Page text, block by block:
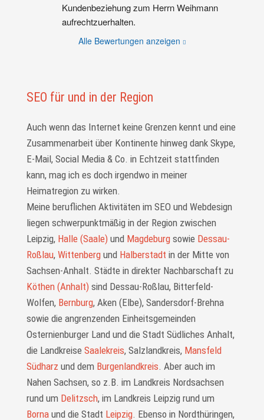
Kundenbeziehung zum Herrn Weihmann
aufrechtzuerhalten.
Alle Bewertungen anzeigen
SEO für und in der Region
Auch wenn das Internet keine Grenzen kennt und eine
Zusammenarbeit über Kontinente hinweg dank Skype,
E-Mail, Social Media & Co. in Echtzeit statt­finden
kann, mag ich es doch irgendwo in meiner
Heimatregion zu wirken.
Meine beruflichen Aktivitäten im SEO und Webdesign
liegen schwer­punkt­mäßig in der Region zwischen
Leipzig, Halle (Saale)und Magdeburgsowie Dessau-
Roßlau, Wittenbergund Halberstadt in der Mitte von
Sachsen-Anhalt. Städte in direkter Nachbarschaft zu
Köthen (Anhalt)sind Dessau-Roßlau, Bitterfeld-
Wolfen, Bernburg, Aken (Elbe), Sandersdorf-Brehna
sowie die angrenzenden Einheitsgemeinden
Osternienburger Land und die Stadt Südliches Anhalt,
die Landkreise Saalekreis, Salzlandkreis, Mansfeld
Südharz und dem Burgenlandkreis . Aber auch im
Nahen Sachsen, so z.B. im Landkreis Nordsachsen
rund um Delitzsch, im Landkreis Leipzig rund um
Bornaund die Stadt Leipzig. Ebenso in Nordthüringen,